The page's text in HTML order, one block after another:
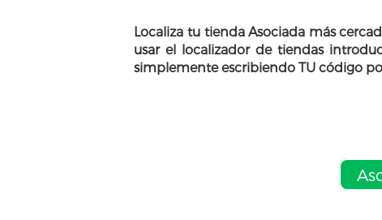
Localiza tu tienda Asociada más
usar el localizador de tiendas
simplemente escribiendo TU código